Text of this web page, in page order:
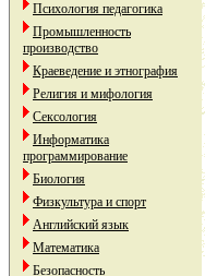
Психология педагогика
Промышленность
производство
Краеведение и этнография
Религия и мифология
Сексология
Информатика
программирование
Биология
Физкультура и спорт
Английский язык
Математика
Безопасность